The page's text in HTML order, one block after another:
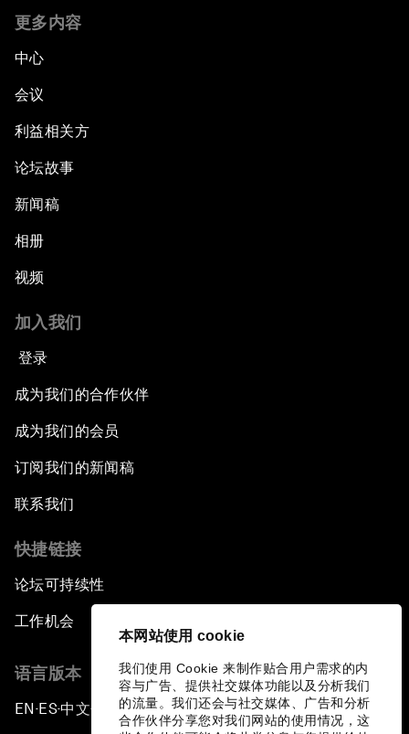
本网站使用 cookie
我们使用 Cookie 来制作贴合用户需求的内
容与广告、提供社交媒体功能以及分析我们
的流量。我们还会与社交媒体、广告和分析
合作伙伴分享您对我们网站的使用情况，这
更多内容
中心
会议
利益相关方
论坛故事
新闻稿
相册
视频
加入我们
登录
成为我们的合作伙伴
成为我们的会员
订阅我们的新闻稿
联系我们
快捷链接
论坛可持续性
工作机会
语言版本
EN ▪ ES▪中文▪ 日本語